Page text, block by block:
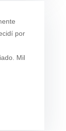
por
Mil